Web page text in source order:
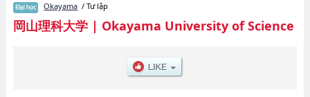
thông tin cần thiết dành cho du học sinh, như là về các Ngành
SciencehoặcNgành EngineeringhoặcNgành Information Science and
EngineeringhoặcNgành Biospher-Geospher SciencehoặcNgành
MedicinehoặcNgành Life Sciences (tentative translation), thông tin về
từng ngành học, thông tin liên quan đến thi tuyển như số lượng tuyển sinh,
Okayama / Tư lập
岡山理科大学| Okayama University of Science